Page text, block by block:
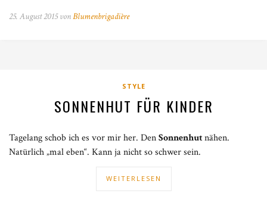
25. August 2015 vonBlumenbrigadière
STYLE
SONNENHUT FÜR KINDER
Tagelang schob ich es vor mir her. DenSonnenhutnähen.
Natürlich „mal eben“. Kann ja nicht so schwer sein.
WEITERLESEN